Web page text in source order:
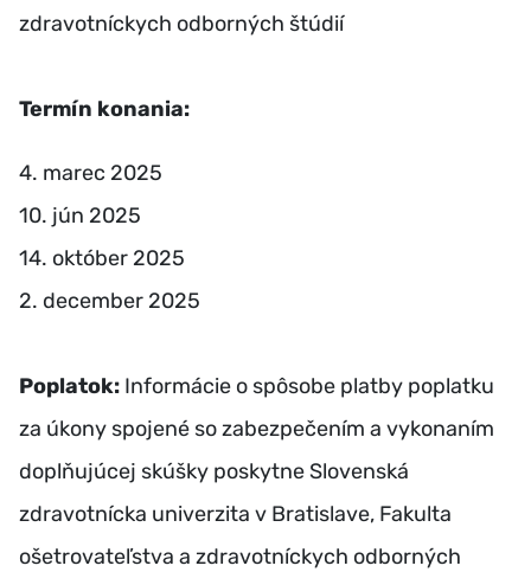
zdravotníckych odborných štúdií
Termín konania:
4. marec 2025
10. jún 2025
14. október 2025
2. december 2025
Poplatok: Informácie o spôsobe platby poplatku
za úkony spojené so zabezpečením a vykonaním
doplňujúcej skúšky poskytne Slovenská
zdravotnícka univerzita v Bratislave, Fakulta
ošetrovateľstva a zdravotníckych odborných